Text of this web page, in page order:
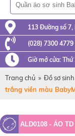
113 Đường số 7,
(028) 7300
Giờ mở cửa:
Trang chủ » Đồ sơ
trắng viền màu
ALD0108 - ÁO